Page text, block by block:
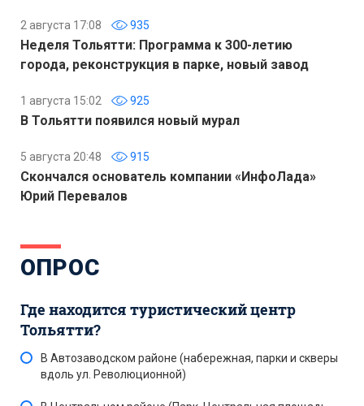
2 августа 17:08 935
Неделя Тольятти: Программа к 300-летию
города, реконструкция в парке, новый завод
1 августа 15:02 925
В Тольятти появился новый мурал
5 августа 20:48 915
Скончался основатель компании «ИнфоЛада»
Юрий Перевалов
ОПРОС
Где находится туристический центр
Тольятти?
В Автозаводском районе (набережная, парки и скверы
вдоль ул. Революционной)